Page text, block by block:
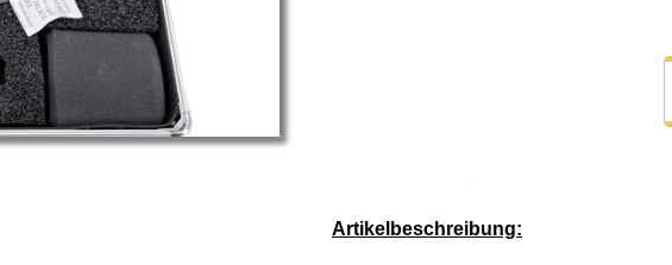
Artikelbeschreibung: